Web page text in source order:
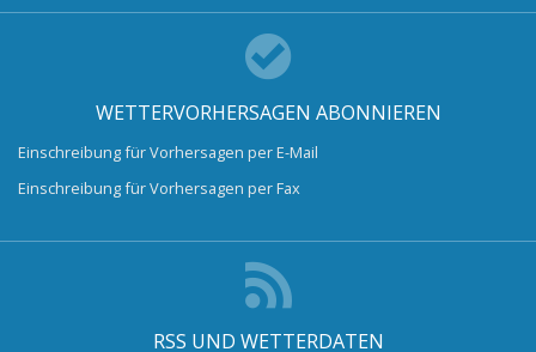
WETTERVORHERSAGEN ABONNIEREN
Einschreibung für Vorhersagen per E-Mail
Einschreibung für Vorhersagen per Fax
RSS UND WETTERDATEN